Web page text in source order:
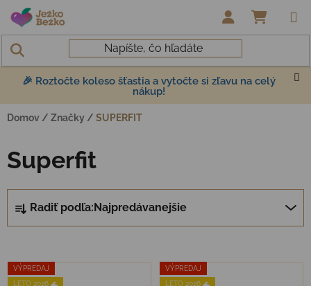
Prejsť na obsah
🎉 Roztočte koleso šťastia a vytočte si zľavu na celý
nákup!
Domov / Značky / SUPERFIT
Superfit
Radiť podľa: Najpredávanejšie
Výpis produktov
VÝPREDAJ
LETO 2026 🌊
VÝPREDAJ
LETO 2026 🌊